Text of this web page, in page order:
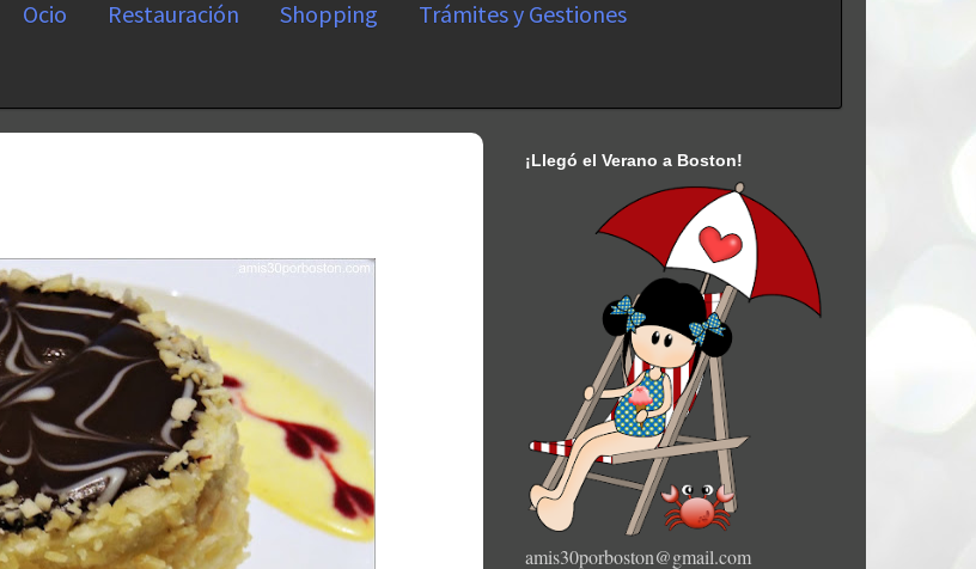
Ocio Restauración Shopping Trámites y Gestiones
¡Llegó el Verano a Boston!
amis30porboston@gmail.com